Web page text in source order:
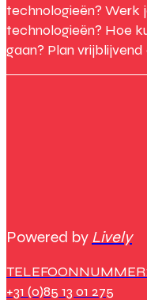
technologieën? Werk
technologieën? Hoe
gaan? Plan
Powered by Lively
+31 (0)85 13 01 275